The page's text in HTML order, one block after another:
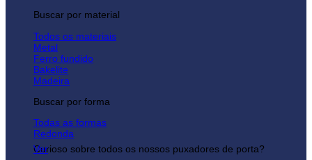
Buscar por material
Todos os materiais
Metal
Ferro fundido
Bakelite
Madeira
Buscar por forma
Todas as formas
Redonda
Curioso sobre todos os nossos puxadores de porta?
Ver